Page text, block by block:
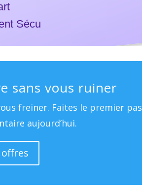
Sécu
sans vous ruiner
freiner. Faites le premier pas
aujourd’hui.